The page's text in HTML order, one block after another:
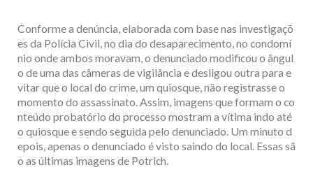
Conforme a denúncia, elaborada com base nas investigaçõ
es da Polícia Civil, no dia do desaparecimento, no condomí
nio onde ambos moravam, o denunciado modificou o ângul
o de uma das câmeras de vigilância e desligou outra para e
vitar que o local do crime, um quiosque, não registrasse o
momento do assassinato. Assim, imagens que formam o co
nteúdo probatório do processo mostram a vítima indo até
o quiosque e sendo seguida pelo denunciado. Um minuto d
epois, apenas o denunciado é visto saindo do local. Essas sã
o as últimas imagens de Potrich.